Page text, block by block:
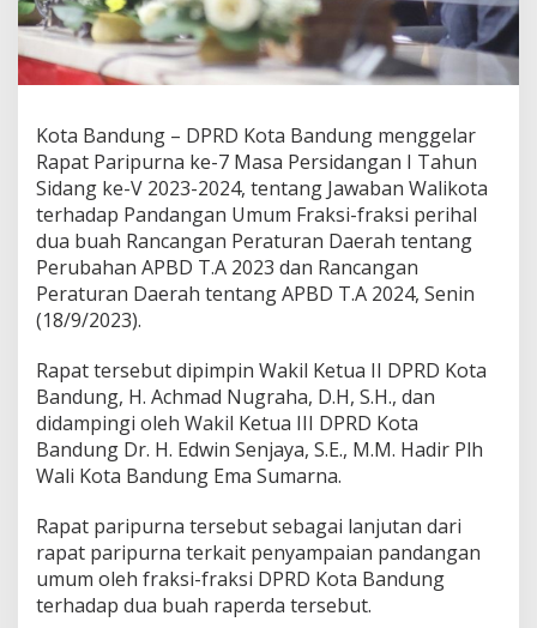
r
a
B
a
s
R
a
p
e
r
d
a
D
P
e
r
b
h
a
n
0
Kota Bandung – DPRD Kota Bandung menggelar
Rapat Paripurna ke-7 Masa Persidangan I Tahun
Sidang ke-V 2023-2024, tentang Jawaban Walikota
terhadap Pandangan Umum Fraksi-fraksi perihal
dua buah Rancangan Peraturan Daerah tentang
Perubahan APBD T.A 2023 dan Rancangan
Peraturan Daerah tentang APBD T.A 2024, Senin
(18/9/2023).
Rapat tersebut dipimpin Wakil Ketua II DPRD Kota
Bandung, H. Achmad Nugraha, D.H, S.H., dan
didampingi oleh Wakil Ketua III DPRD Kota
Bandung Dr. H. Edwin Senjaya, S.E., M.M. Hadir Plh
Wali Kota Bandung Ema Sumarna.
Rapat paripurna tersebut sebagai lanjutan dari
rapat paripurna terkait penyampaian pandangan
umum oleh fraksi-fraksi DPRD Kota Bandung
terhadap dua buah raperda tersebut.